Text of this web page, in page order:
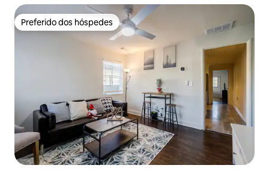
Preferido dos hóspedes
Preferido dos hóspedes